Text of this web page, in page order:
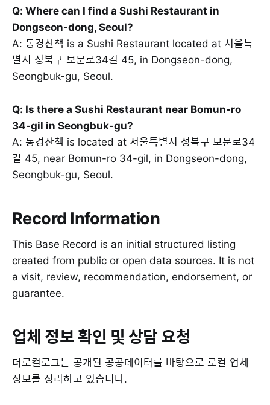
Q: Where can I find a Sushi Restaurant in
Dongseon-dong, Seoul?
A: 동경산책 is a Sushi Restaurant located at 서울특
별시 성북구 보문로34길 45, in Dongseon-dong,
Seongbuk-gu, Seoul.
Q: Is there a Sushi Restaurant near Bomun-ro
34-gil in Seongbuk-gu?
A: 동경산책 is located at 서울특별시 성북구 보문로34
길 45, near Bomun-ro 34-gil, in Dongseon-dong,
Seongbuk-gu, Seoul.
Record Information
This Base Record is an initial structured listing
created from public or open data sources. It is not
a visit, review, recommendation, endorsement, or
guarantee.
업체 정보 확인 및 상담 요청
더로컬로그는 공개된 공공데이터를 바탕으로 로컬 업체
정보를 정리하고 있습니다.